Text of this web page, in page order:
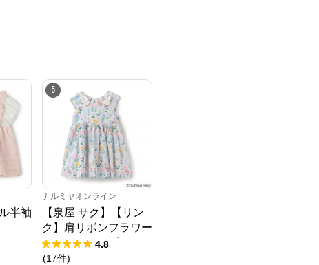
半袖
5
ナルミヤオンライン
【泉屋 サク】【リン
ク】肩リボンフラワー
キャットワンピース
4.8
(17件)